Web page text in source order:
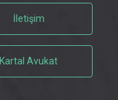
İletişim
Kartal Avukat